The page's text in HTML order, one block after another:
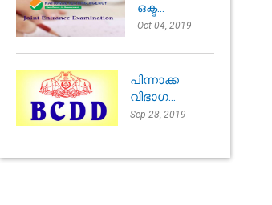
ഒക്ട...
Oct 04, 2019
പിന്നാക്ക
വിഭാഗ...
Sep 28, 2019